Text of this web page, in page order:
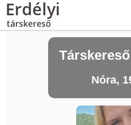
Erdélyi
társkereső
Nóra,